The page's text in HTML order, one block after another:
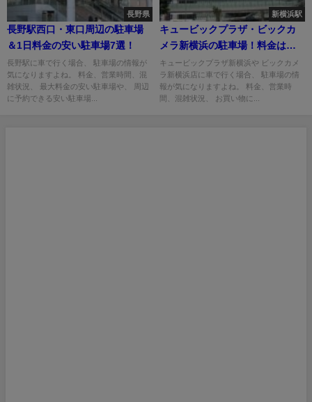
長野県
長野駅西口・東口周辺の駐車場
＆1日料金の安い駐車場7選！
長野駅に車で行く場合、 駐車場の情報が
気になりますよね。 料金、営業時間、混
雑状況、 最大料金の安い駐車場や、 周辺
に予約できる安い駐車場...
新横浜駅
キュービックプラザ・ビックカ
メラ新横浜の駐車場！料金は無
料？
キュービックプラザ新横浜や ビックカメ
ラ新横浜店に車で行く場合、 駐車場の情
報が気になりますよね。 料金、営業時
間、混雑状況、 お買い物に...